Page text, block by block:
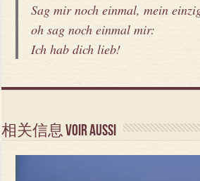
Sag mir noch einmal, mein
oh sag noch einmal mir:
Ich hab dich lieb!
相关信息 Voir aussi